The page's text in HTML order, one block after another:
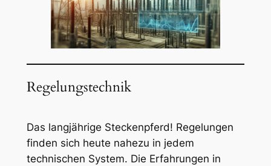
Regelungstechnik
Das langjährige Steckenpferd! Regelungen
finden sich heute nahezu in jedem
technischen System. Die Erfahrungen in